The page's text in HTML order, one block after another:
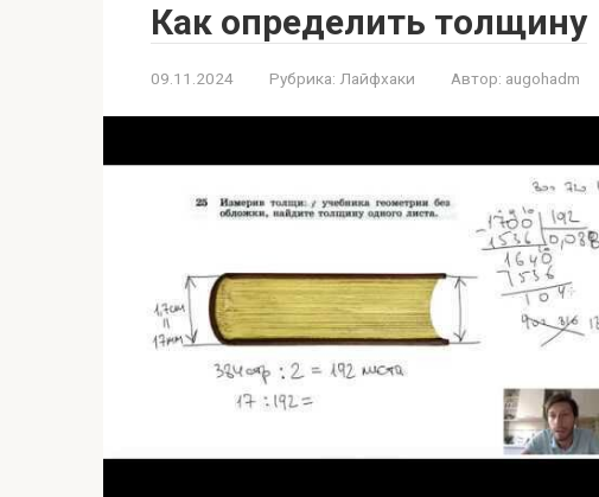
Как определить толщину
09.11.2024 Рубрика: Лайфхаки Автор: augohadm